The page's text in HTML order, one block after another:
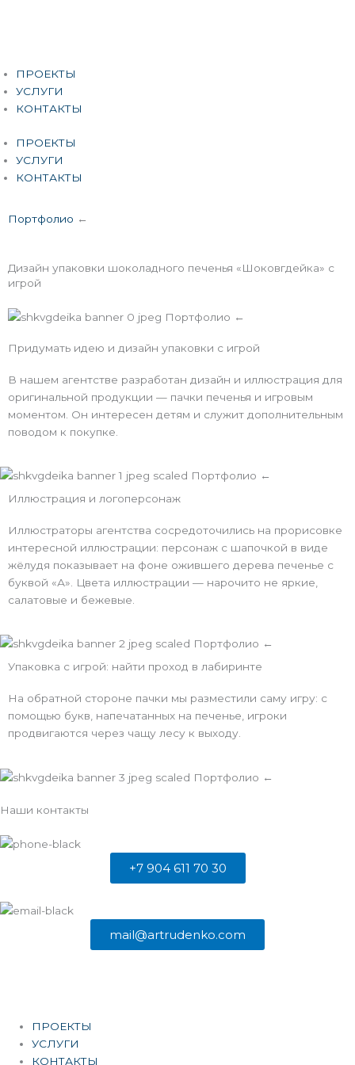
ПРОЕКТЫ
УСЛУГИ
КОНТАКТЫ
Меню
ПРОЕКТЫ
УСЛУГИ
КОНТАКТЫ
Портфолио ←
Дизайн упаковки шоколадного печенья «Шоковгдейка» с
игрой
Придумать идею и дизайн упаковки с игрой
В нашем агентстве разработан дизайн и иллюстрация для
оригинальной продукции — пачки печенья и игровым
моментом. Он интересен детям и служит дополнительным
поводом к покупке.
Иллюстрация и логоперсонаж
Иллюстраторы агентства сосредоточились на прорисовке
интересной иллюстрации: персонаж с шапочкой в виде
жёлудя показывает на фоне ожившего дерева печенье с
буквой «А». Цвета иллюстрации — нарочито не яркие,
салатовые и бежевые.
Упаковка с игрой: найти проход в лабиринте
На обратной стороне пачки мы разместили саму игру: с
помощью букв, напечатанных на печенье, игроки
продвигаются через чащу лесу к выходу.
Наши контакты
+7 904 611 70 30
mail@artrudenko.com
ПРОЕКТЫ
УСЛУГИ
КОНТАКТЫ